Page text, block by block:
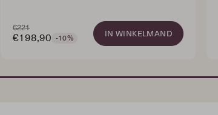
€221
€198,90 -10% IN WINKELMAND